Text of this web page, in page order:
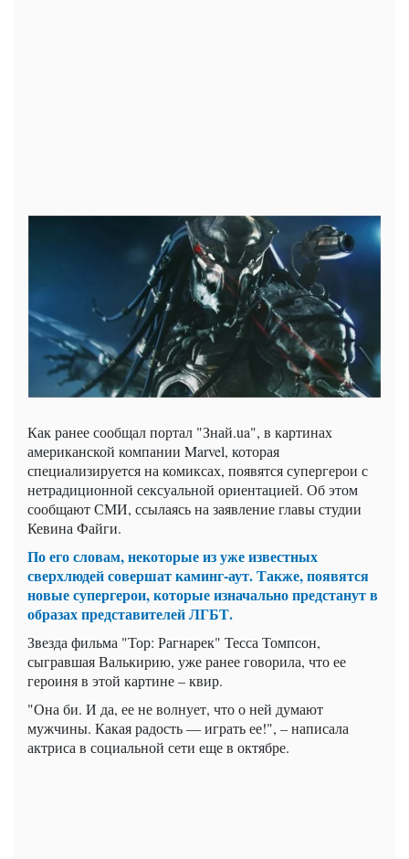
Как ранее сообщал портал "Знай.ua", в картинах
американской компании Marvel, которая
специализируется на комиксах, появятся супергерои с
нетрадиционной сексуальной ориентацией. Об этом
сообщают СМИ, ссылаясь на заявление главы студии
Кевина Файги.
По его словам, некоторые из уже известных
сверхлюдей совершат каминг-аут. Также, появятся
новые супергерои, которые изначально предстанут в
образах представителей ЛГБТ.
Звезда фильма "Тор: Рагнарек" Тесса Томпсон,
сыгравшая Валькирию, уже ранее говорила, что ее
героиня в этой картине – квир.
"Она би. И да, ее не волнует, что о ней думают
мужчины. Какая радость — играть ее!", – написала
актриса в социальной сети еще в октябре.